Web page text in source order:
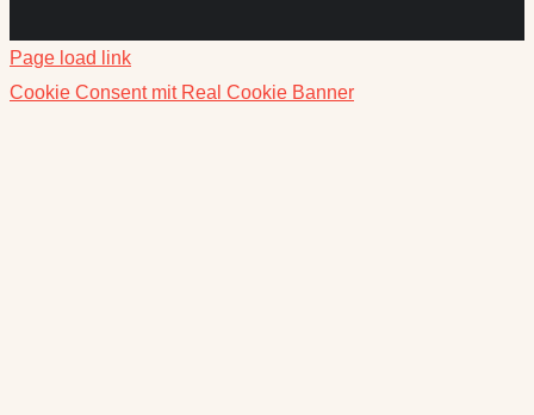
Page load link
Cookie Consent mit Real Cookie Banner